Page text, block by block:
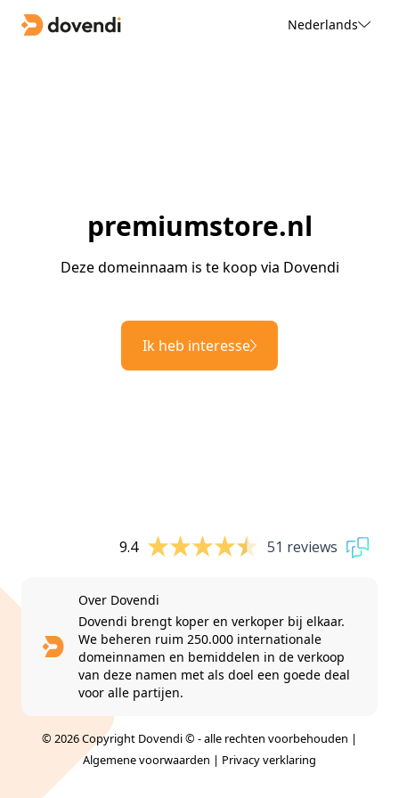
Nederlands
premiumstore.nl
Deze domeinnaam is te koop via Dovendi
Ik heb interesse
9.4 51 reviews
Over Dovendi
Dovendi brengt koper en verkoper bij elkaar.
We beheren ruim 250.000 internationale
domeinnamen en bemiddelen in de verkoop
van deze namen met als doel een goede deal
voor alle partijen.
© 2026 Copyright Dovendi © - alle rechten voorbehouden |
Algemene voorwaarden | Privacy verklaring